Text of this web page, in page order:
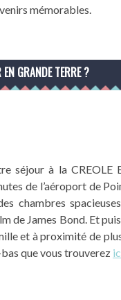
mémorables.
GRANDE TERRE ?
séjour à la CREOLE
de l’aéroport de
chambres
de James Bond. Et
et à proximité de
que vous trouverez